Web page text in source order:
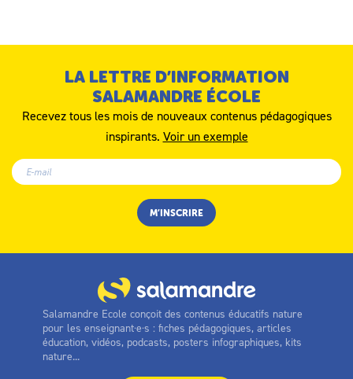
LA LETTRE D’INFORMATION
SALAMANDRE ÉCOLE
Recevez tous les mois de nouveaux contenus pédagogiques
inspirants. Voir un exemple
Salamandre Ecole conçoit des contenus éducatifs nature
pour les enseignant·e·s : fiches pédagogiques, articles
éducation, vidéos, podcasts, posters infographiques, kits
nature...